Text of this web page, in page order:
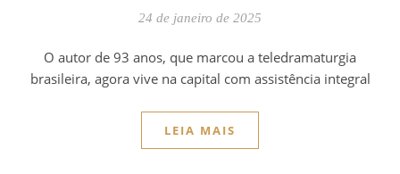
24 de janeiro de 2025
O autor de 93 anos, que marcou a teledramaturgia
brasileira, agora vive na capital com assistência integral
LEIA MAIS